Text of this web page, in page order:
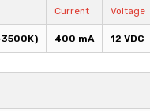
Current
Voltage
3500K) 400 mA 12 VDC